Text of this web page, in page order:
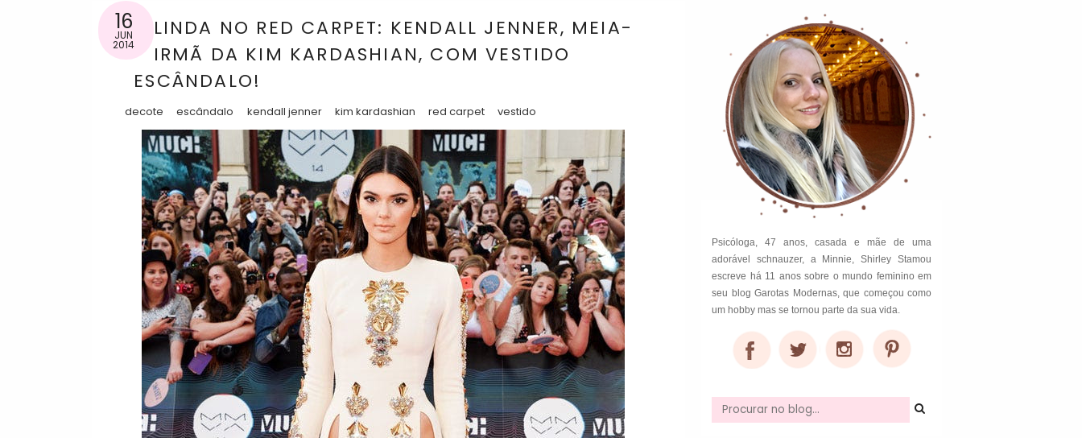
16
JUN
2014
LINDA NO RED CARPET: KENDALL JENNER, MEIA-
IRMÃ DA KIM KARDASHIAN, COM VESTIDO
ESCÂNDALO!
decote escândalo kendall jenner kim kardashian red carpet vestido
Psicóloga, 47 anos, casada e mãe de uma
adorável schnauzer, a Minnie, Shirley Stamou
escreve há 11 anos sobre o mundo feminino em
seu blog Garotas Modernas, que começou como
um hobby mas se tornou parte da sua vida.